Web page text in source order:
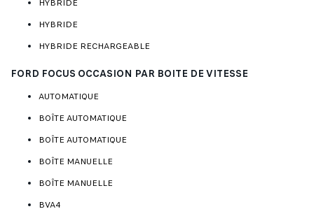
HYBRIDE
HYBRIDE
HYBRIDE RECHARGEABLE
FORD FOCUS OCCASION PAR BOITE DE VITESSE
AUTOMATIQUE
BOÎTE AUTOMATIQUE
BOÎTE AUTOMATIQUE
BOÎTE MANUELLE
BOÎTE MANUELLE
BVA4